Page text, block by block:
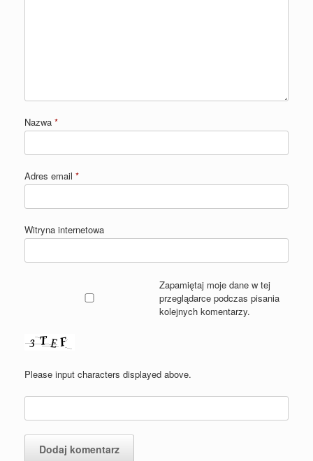
Nazwa *
Adres email *
Witryna internetowa
Zapamiętaj moje dane w tej
przeglądarce podczas pisania
kolejnych komentarzy.
Please input characters displayed above.